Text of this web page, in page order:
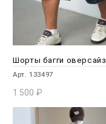
Шорты багги оверсайз
Арт. 133497
1 500 ₽
В КОРЗИНУ